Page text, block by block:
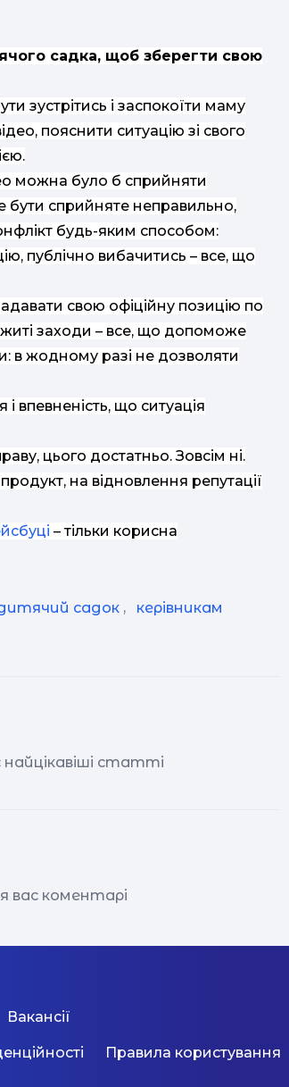
садка, щоб зберегти свою
зустрітись і заспокоїти маму
пояснити ситуацію зі свого
можна було б сприйняти
сприйняте неправильно,
будь-яким способом:
публічно вибачитись – все, що
свою офіційну позицію по
заходи – все, що допоможе
в жодному разі не дозволяти
впевненість, що ситуація
цього достатньо. Зовсім ні.
на відновлення репутації
– тільки корисна
садок ,
керівникам
статті
вас коментарі
Вакансії
Правила користування